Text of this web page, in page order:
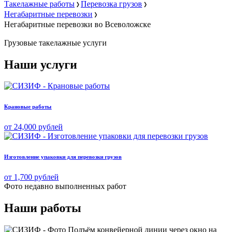
Такелажные работы
Перевозка грузов
Негабаритные перевозки
Негабаритные перевозки во Всеволожске
Грузовые такелажные услуги
Наши услуги
Крановые работы
от 24,000 рублей
Изготовление упаковки для перевозки грузов
от 1,700 рублей
Фото недавно выполненных работ
Наши работы